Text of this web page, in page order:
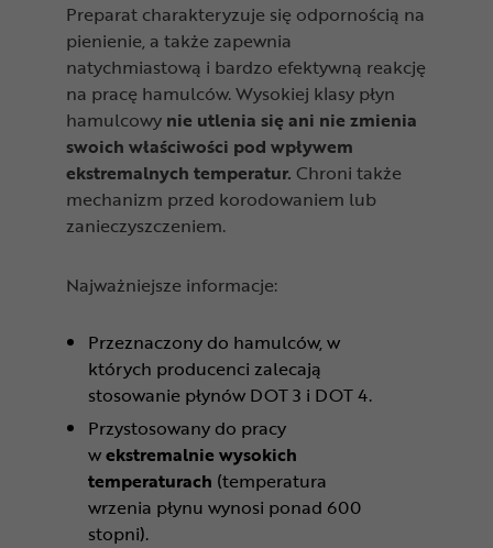
Preparat charakteryzuje się odpornością na
pienienie, a także zapewnia
natychmiastową i bardzo efektywną reakcję
na pracę hamulców. Wysokiej klasy płyn
hamulcowy nie utlenia się ani nie zmienia
swoich właściwości pod wpływem
ekstremalnych temperatur. Chroni także
mechanizm przed korodowaniem lub
zanieczyszczeniem.
Najważniejsze informacje:
Przeznaczony do hamulców, w
których producenci zalecają
stosowanie płynów DOT 3 i DOT 4.
Przystosowany do pracy
wekstremalnie wysokich
temperaturach (temperatura
wrzenia płynu wynosi ponad 600
stopni).